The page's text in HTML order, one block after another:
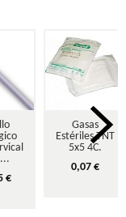
€
Gasas
Estériles TNT
5x5 4C.
0,07 €